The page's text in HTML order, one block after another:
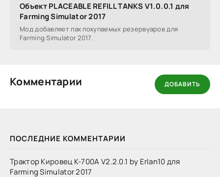
ПОСЛЕДНИЕ КОММЕНТАРИИ
Трактор Кировец К-700А V2.2.0.1 by Erlan10 для
Farming Simulator 2017
Объект PLACEABLE REFILL TANKS V1.0.0.1 для
Farming Simulator 2017
Мод добавляет пак покупаемых резервуаров для
Farming Simulator 2017.
Комментарии ДОБАВИТЬ